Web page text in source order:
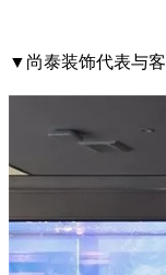
▼尚泰装饰代表与